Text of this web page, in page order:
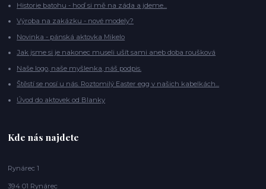
Historie batohu - hoď si mě na záda a jdeme...
Výroba na zakázku - nové modely?
Novinka - pánská aktovka Mikelo
Jak jsme si je nakonec museli ušít sami aneb doba roušková
Naše logo, naše myšlenka, náš podpis.
Štěstí se nosí u nás. Roztomilý Easter egg v našich kabelkách...
Úvod do aktovek od Blanky
Kde nás najdete
Rynárec 1
394 01 Rynárec